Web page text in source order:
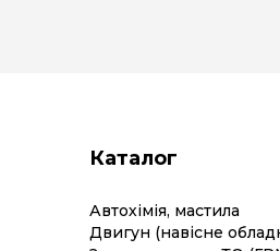
Каталог
Автохімія, мастила
Двигун (навісне